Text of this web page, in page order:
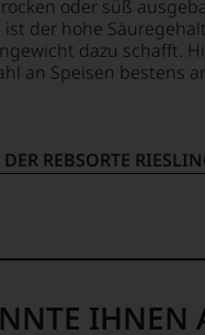
oder süß
ist der hohe
dazu schafft.
an Speisen bestens
REBSORTE
IHNEN